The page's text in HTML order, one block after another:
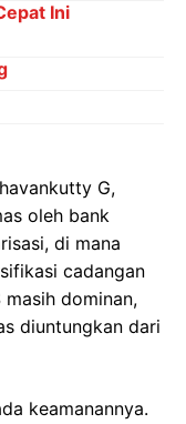
Ini
G,
oleh bank
di mana
cadangan
dominan,
diuntungkan dari
keamanannya.